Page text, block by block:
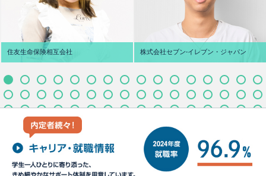
住友生命保険相互会社
宮崎県立延岡商業高校
株式会社セブン‐イレブン・ジャパン
大阪府 四天王寺東高校